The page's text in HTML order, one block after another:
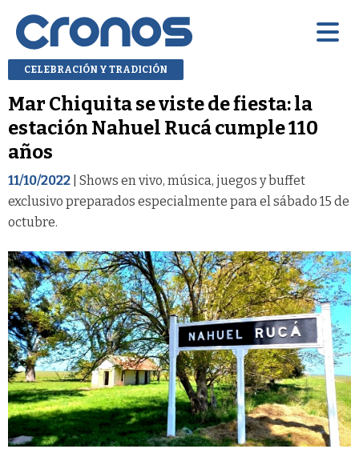
CELEBRACIÓN Y TRADICIÓN
Mar Chiquita se viste de fiesta: la
estación Nahuel Rucá cumple 110
años
11/10/2022 | Shows en vivo, música, juegos y buffet
exclusivo preparados especialmente para el sábado 15 de
octubre.